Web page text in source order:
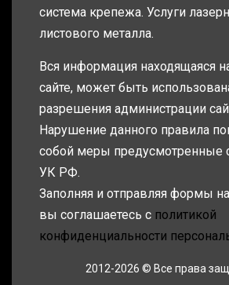
система крепежа. Услуги
листового металла.
Вся информация находящаяся
сайте, может быть
разрешения администрации
Нарушение данного правила
собой меры предусмотренные
УК РФ.
Заполняя и отправляя формы
вы соглашаетесь с политикой
конфиденциальности
2012-2026 © Все права